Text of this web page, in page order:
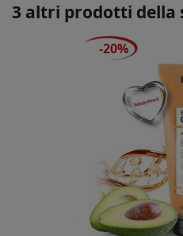
3 altri prodotti della
-20%